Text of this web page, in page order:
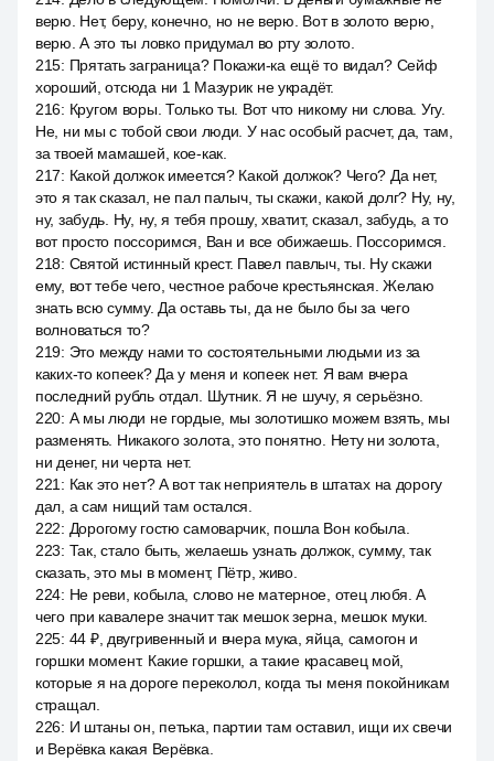
верю. Нет, беру, конечно, но не верю. Вот в золото верю,
верю. А это ты ловко придумал во рту золото.
215: Прятать заграница? Покажи-ка ещё то видал? Сейф
хороший, отсюда ни 1 Мазурик не украдёт.
216: Кругом воры. Только ты. Вот что никому ни слова. Угу.
Не, ни мы с тобой свои люди. У нас особый расчет, да, там,
за твоей мамашей, кое-как.
217: Какой должок имеется? Какой должок? Чего? Да нет,
это я так сказал, не пал палыч, ты скажи, какой долг? Ну, ну,
ну, забудь. Ну, ну, я тебя прошу, хватит, сказал, забудь, а то
вот просто поссоримся, Ван и все обижаешь. Поссоримся.
218: Святой истинный крест. Павел павлыч, ты. Ну скажи
ему, вот тебе чего, честное рабоче крестьянская. Желаю
знать всю сумму. Да оставь ты, да не было бы за чего
волноваться то?
219: Это между нами то состоятельными людьми из за
каких-то копеек? Да у меня и копеек нет. Я вам вчера
последний рубль отдал. Шутник. Я не шучу, я серьёзно.
220: А мы люди не гордые, мы золотишко можем взять, мы
разменять. Никакого золота, это понятно. Нету ни золота,
ни денег, ни черта нет.
221 : Как это нет? А вот так неприятель в штатах на дорогу
дал, а сам нищий там остался.
222: Дорогому гостю самоварчик, пошла Вон кобыла.
223: Так, стало быть, желаешь узнать должок, сумму, так
сказать, это мы в момент, Пётр, живо.
224: Не реви, кобыла, слово не матерное, отец любя. А
чего при кавалере значит так мешок зерна, мешок муки.
225: 44 ₽, двугривенный и вчера мука, яйца, самогон и
горшки момент. Какие горшки, а такие красавец мой,
которые я на дороге переколол, когда ты меня покойникам
стращал.
226: И штаны он, петька, партии там оставил, ищи их свечи
и Верёвка какая Верёвка.